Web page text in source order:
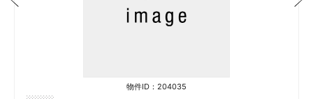
物件ID：204035